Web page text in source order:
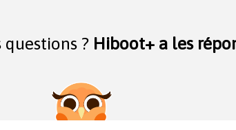
questions ? Hiboot+ a les